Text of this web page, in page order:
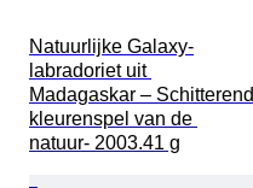
Natuurlijke Galaxy-
labradoriet uit
Madagaskar – Schitterend
kleurenspel van de
natuur- 2003.41 g